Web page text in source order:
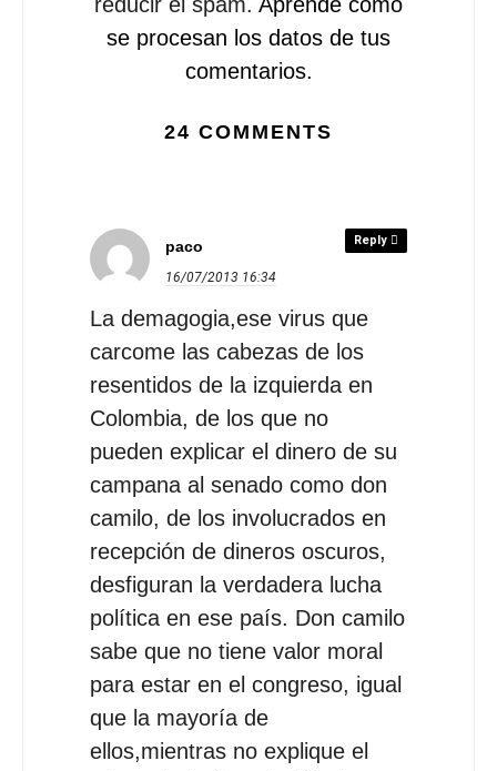
se procesan los datos de tus
comentarios.
24 COMMENTS
Reply
paco
16/07/2013 16:34
La demagogia,ese virus que
carcome las cabezas de los
resentidos de la izquierda en
Colombia, de los que no
pueden explicar el dinero de su
campana al senado como don
camilo, de los involucrados en
recepción de dineros oscuros,
desfiguran la verdadera lucha
política en ese país. Don camilo
sabe que no tiene valor moral
para estar en el congreso, igual
que la mayoría de
ellos,mientras no explique el